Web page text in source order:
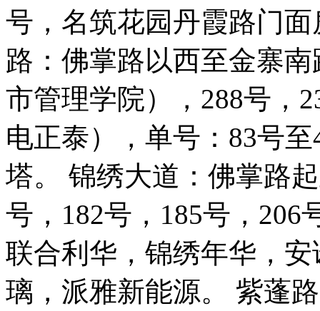
号，名筑花园丹霞路门
路：佛掌路以西至金寨
市管理学院），288号，
电正泰），单号：83号
塔。 锦绣大道：佛掌路
号，182号，185号，206
联合利华，锦绣年华，
璃，派雅新能源。 紫蓬